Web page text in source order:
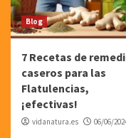
Blog
7 Recetas de
caseros para las
Flatulencias,
¡efectivas!
vidanatura.es 06/06/